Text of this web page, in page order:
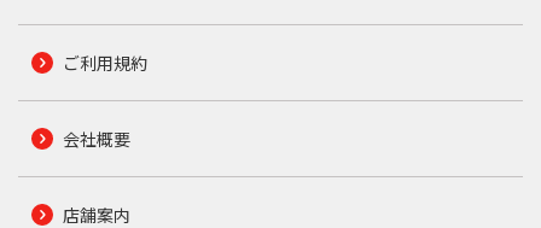
ご利用規約
会社概要
店舗案内